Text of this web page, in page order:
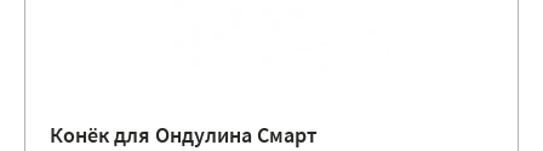
Конёк для Ондулина Смарт